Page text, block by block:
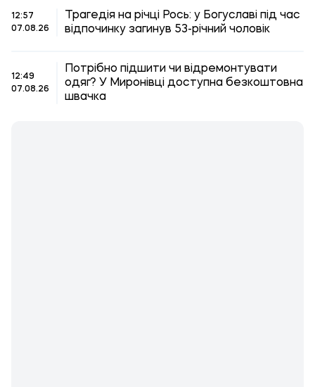
12:57
07.08.26
Трагедія на річці Рось: у Богуславі під час
відпочинку загинув 53-річний чоловік
12:49
07.08.26
Потрібно підшити чи відремонтувати
одяг? У Миронівці доступна безкоштовна
швачка